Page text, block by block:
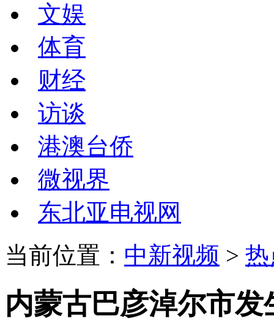
文娱
体育
财经
访谈
港澳台侨
微视界
东北亚电视网
当前位置： 中新视频 >
内蒙古巴彦淖尔市